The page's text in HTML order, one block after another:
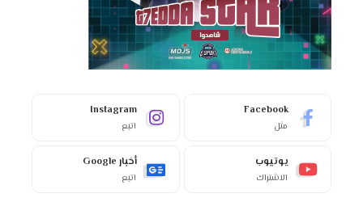
Facebook
مثل
Instagram
اتبع
يوتيوب
الاشتراك
أخبار Google
اتبع